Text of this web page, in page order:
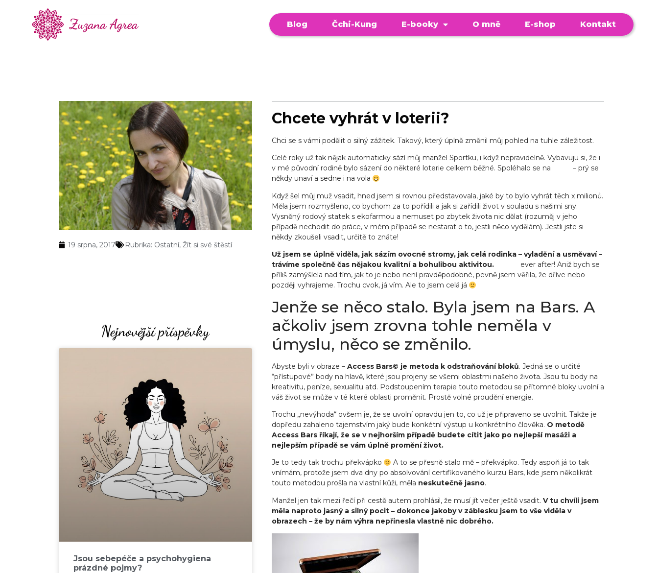
Blog Čchi-Kung E-booky O mně E-shop Kontakt
19 srpna, 2017 Rubrika: Ostatní, Žít si své štěstí
Nejnovější příspěvky
Jsou sebepéče a psychohygiena
prázdné pojmy?
Chcete vyhrát v loterii?
Chci se s vámi podělit o silný zážitek. Takový, který úplně změnil můj pohled na tuhle záležitost.
Celé roky už tak nějak automaticky sází můj manžel Sportku, i když nepravidelně. Vybavuju si, že i
v mé původní rodině bylo sázení do některé loterie celkem běžné. Spoléhalo se na
– prý se
někdy unaví a sedne i na vola
Když šel můj muž vsadit, hned jsem si rovnou představovala, jaké by to bylo vyhrát těch x milionů.
Měla jsem rozmyšleno, co bychom za to pořídili a jak si zařídili život v souladu s našimi sny.
Vysněný rodový statek s ekofarmou a nemuset po zbytek života nic dělat (rozuměj v jeho
případě nechodit do práce, v mém případě se nestarat o to, jestli něco vydělám). Jestli jste si
někdy zkoušeli vsadit, určitě to znáte!
Už jsem se úplně viděla, jak sázím ovocné stromy, jak celá rodinka – vyladění a usměvaví –
trávíme společně čas nějakou kvalitní a bohulibou aktivitou.
ever after! Aniž bych se
příliš zamýšlela nad tím, jak to je nebo není pravděpodobné, pevně jsem věřila, že dříve nebo
později vyhrajeme. Trochu cvok, já vím. Ale to jsem celá já
Jenže se něco stalo. Byla jsem na Bars. A
ačkoliv jsem zrovna tohle neměla v
úmyslu, něco se změnilo.
Abyste byli v obraze – Access Bars© je metoda k odstraňování bloků. Jedná se o určité
“přístupové” body na hlavě, které jsou projeny se všemi oblastmi našeho života. Jsou tu body na
kreativitu, peníze, sexualitu atd. Podstoupením terapie touto metodou se přítomné bloky uvolní a
váš život se může v té které oblasti proměnit. Prostě volné proudění energie.
Trochu „nevýhoda“ ovšem je, že se uvolní opravdu jen to, co už je připraveno se uvolnit. Takže je
dopředu zahaleno tajemstvím jaký bude konkétní výstup u konkrétního člověka. O metodě
Access Bars říkají, že se v nejhorším případě budete cítit jako po nejlepší masáži a
nejlepším případě se vám úplně promění život.
Je to tedy tak trochu překvápko
A to se přesně stalo mě – překvápko. Tedy aspoň já to tak
vnímám, protože jsem dva dny po absolvování certifikovaného kurzu Bars, kde jsem několikrát
touto metodou prošla na vlastní kůži, měla neskutečně jasno.
Manžel jen tak mezi řečí při cestě autem prohlásil, že musí jít večer ještě vsadit. V tu chvíli jsem
měla naproto jasný a silný pocit – dokonce jakoby v záblesku jsem to vše viděla v
obrazech – že by nám výhra nepřinesla vlastně nic dobrého.